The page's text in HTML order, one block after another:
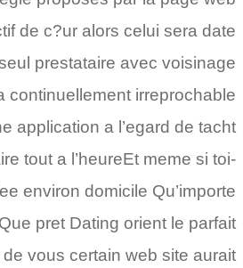
de c?ur alors celui sera date
prestataire avec voisinage
continuellement irreprochable
application a l’egard de tacht
tout a l’heureEt meme si toi-
environ domicile Qu’importe
pret Dating orient le parfait
vous certain web site aurait